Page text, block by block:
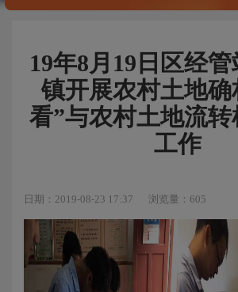
19年8月19日区经
镇开展农村土地确
看”与农村土地流
工作
日期：2019-08-23 17:37 浏览量：605